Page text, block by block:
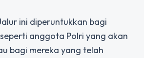
ini diperuntukkan bagi
anggota Polri yang akan
bagi mereka yang telah